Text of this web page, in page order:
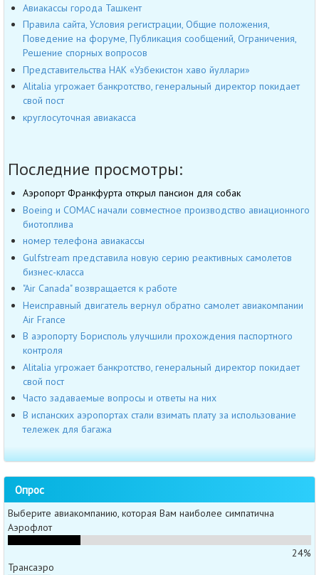
Авиакассы города Ташкент
Правила сайта, Условия регистрации, Общие положения,
Поведение на форуме, Публикация сообщений, Ограничения,
Решение спорных вопросов
Представительства НАК «Узбекистон хаво йуллари»
Alitalia угрожает банкротство, генеральный директор покидает
свой пост
круглосуточная авиакасса
Последние просмотры:
Аэропорт Франкфурта открыл пансион для собак
Boeing и COMAC начали совместное производство авиационного
биотоплива
номер телефона авиакассы
Gulfstream представила новую серию реактивных самолетов
бизнес-класса
"Air Canada" возвращается к работе
Неисправный двигатель вернул обратно самолет авиакомпании
Air France
В аэропорту Борисполь улучшили прохождения паспортного
контроля
Alitalia угрожает банкротство, генеральный директор покидает
свой пост
Часто задаваемые вопросы и ответы на них
В испанских аэропортах стали взимать плату за использование
тележек для багажа
Опрос
Выберите авиакомпанию, которая Вам наиболее симпатична
Аэрофлот
24%
Трансаэро